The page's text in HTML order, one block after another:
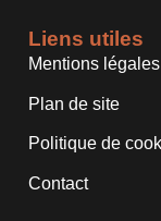
Liens utiles
Mentions légales
Plan de site
Politique de
Contact